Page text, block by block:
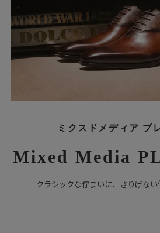
ミクスドメディア プ
Mixed Media
クラシックな佇まいに、さりげない